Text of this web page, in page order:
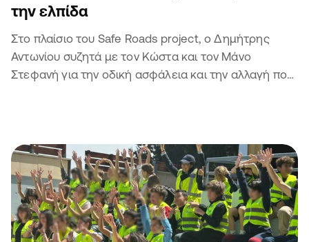
την ελπίδα
Στο πλαίσιο του Safe Roads project, ο Δημήτρης
Αντωνίου συζητά με τον Κώστα και τον Μάνο
Στεφανή για την οδική ασφάλεια και την αλλαγή που